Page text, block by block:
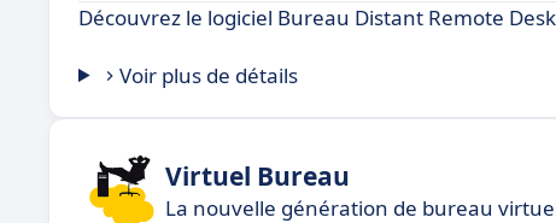
Découvrez le logiciel Bureau Distant Remote
Voir plus de détails
Virtuel Bureau
La nouvelle génération de bureau